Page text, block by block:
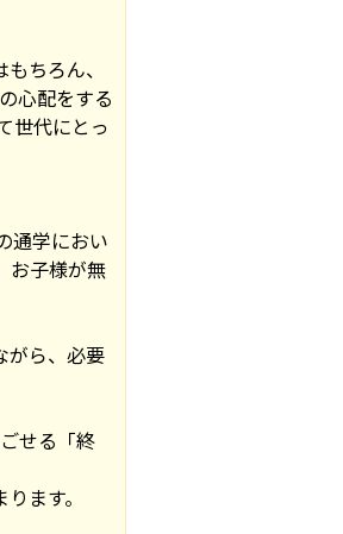
ちろん、
心配をする
世代にとっ
通学におい
お子様が無
がら、必要
せる「終
ます。